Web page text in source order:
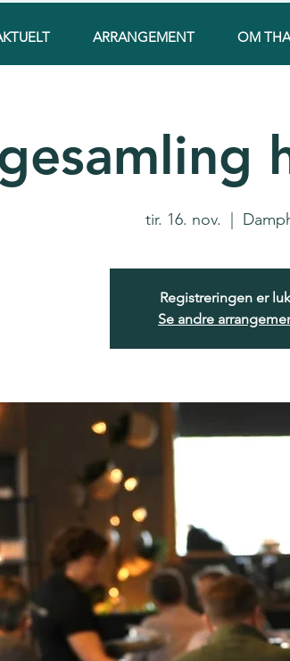
ARRANGEMENT OM
tir. 16. nov.
Registreringen er
Se andre